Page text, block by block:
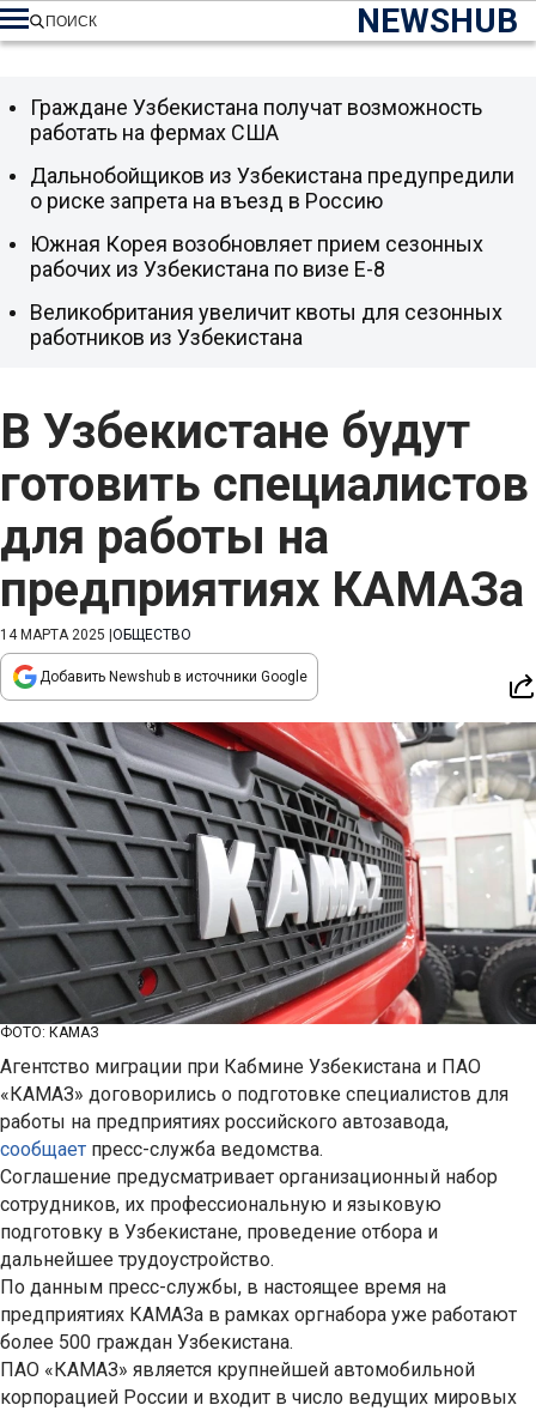
NEWSHUB
ПОИСК
В Узбекистане будут
готовить специалистов
для работы на
предприятиях КАМАЗа
14 МАРТА 2025 ОБЩЕСТВО
Добавить Newshub в источники Google
ФОТО: КАМАЗ
Агентство миграции при Кабмине Узбекистана и ПАО
«КАМАЗ» договорились о подготовке специалистов для
работы на предприятиях российского автозавода,
сообщает пресс-служба ведомства.
Соглашение предусматривает организационный набор
сотрудников, их профессиональную и языковую
подготовку в Узбекистане, проведение отбора и
дальнейшее трудоустройство.
По данным пресс-службы, в настоящее время на
предприятиях КАМАЗа в рамках оргнабора уже работают
более 500 граждан Узбекистана.
ПАО «КАМАЗ» является крупнейшей автомобильной
корпорацией России и входит в число ведущих мировых
Граждане Узбекистана получат возможность
работать на фермах США
Дальнобойщиков из Узбекистана предупредили
о риске запрета на въезд в Россию
Южная Корея возобновляет прием сезонных
рабочих из Узбекистана по визе E-8
Великобритания увеличит квоты для сезонных
работников из Узбекистана